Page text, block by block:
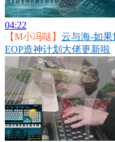
04:22
【M小冯哒】 云与海-如
EOP造神计划大佬更新啦